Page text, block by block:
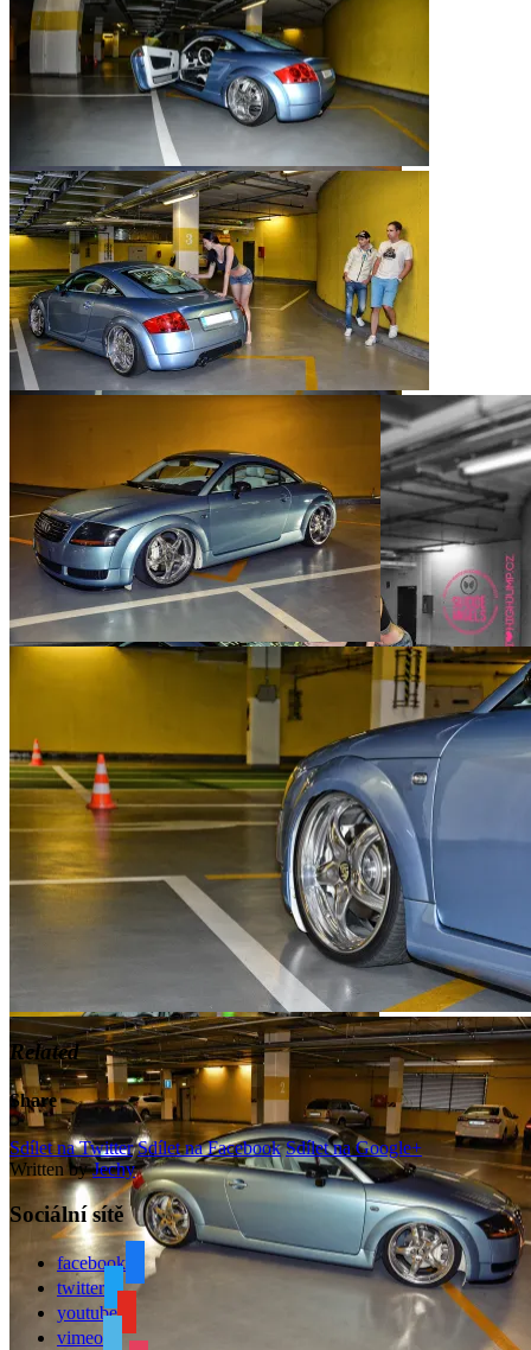
Related
Share
Sdílet na Twitter Sdílet na Facebook Sdílet na Google+
Written by Jechy
Sociální sítě
facebook
twitter
youtube
vimeo